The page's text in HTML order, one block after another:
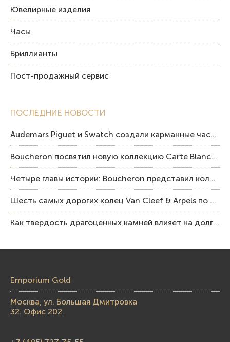
ПОСЛЕДНИЕ НОВОСТИ
Audemars Piguet и Swatch создали карманные часы в эстетике Royal Oak и Pop Art
Boucheron посвятил новую коллекцию Carte Blanche Human Being человеку и силе мастерства
Четыре главы истории: Boucheron представил коллекцию «Nom: Boucheron, Prénom: Frédéric»
Шесть самых дорогих колец Van Cleef & Arpels по итогам аукционов Sotheby’s
Как твердость драгоценных камней влияет на долговечность ювелирных изделий
Ювелирные изделия
Часы
Бриллианты
Пост-продажный сервис
Emporium Gold
Москва, ул. Большая Дмитровка
32. Офис 202.